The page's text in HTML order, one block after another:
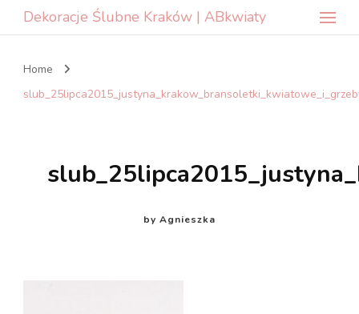
Dekoracje Ślubne Kraków | ABkwiaty
Home
by Agnieszka